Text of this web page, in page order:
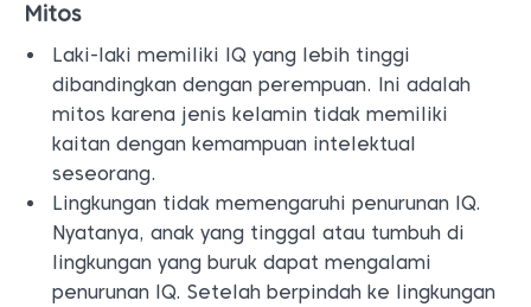
Mitos
Laki-laki memiliki IQ yang lebih tinggi
dibandingkan dengan perempuan. Ini adalah
mitos karena jenis kelamin tidak memiliki
kaitan dengan kemampuan intelektual
seseorang.
Lingkungan tidak memengaruhi penurunan IQ.
Nyatanya, anak yang tinggal atau tumbuh di
lingkungan yang buruk dapat mengalami
penurunan IQ. Setelah berpindah ke lingkungan